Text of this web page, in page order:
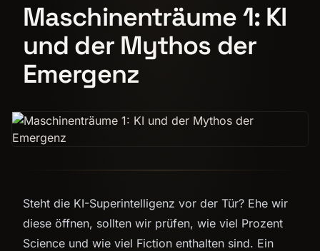
Maschinenträume 1: KI
und der Mythos der
Emergenz
Steht die KI-Superintelligenz vor der Tür? Ehe wir
diese öffnen, sollten wir prüfen, wie viel Prozent
Science und wie viel Fiction enthalten sind. Ein